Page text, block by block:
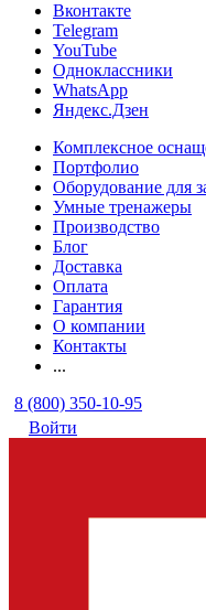
Вконтакте
Telegram
YouTube
Одноклассники
WhatsApp
Яндекс.Дзен
Комплексное
Портфолио
Оборудование для
Умные тренажеры
Производство
Блог
Доставка
Оплата
Гарантия
О компании
Контакты
...
8 (800) 350-10-95
Войти